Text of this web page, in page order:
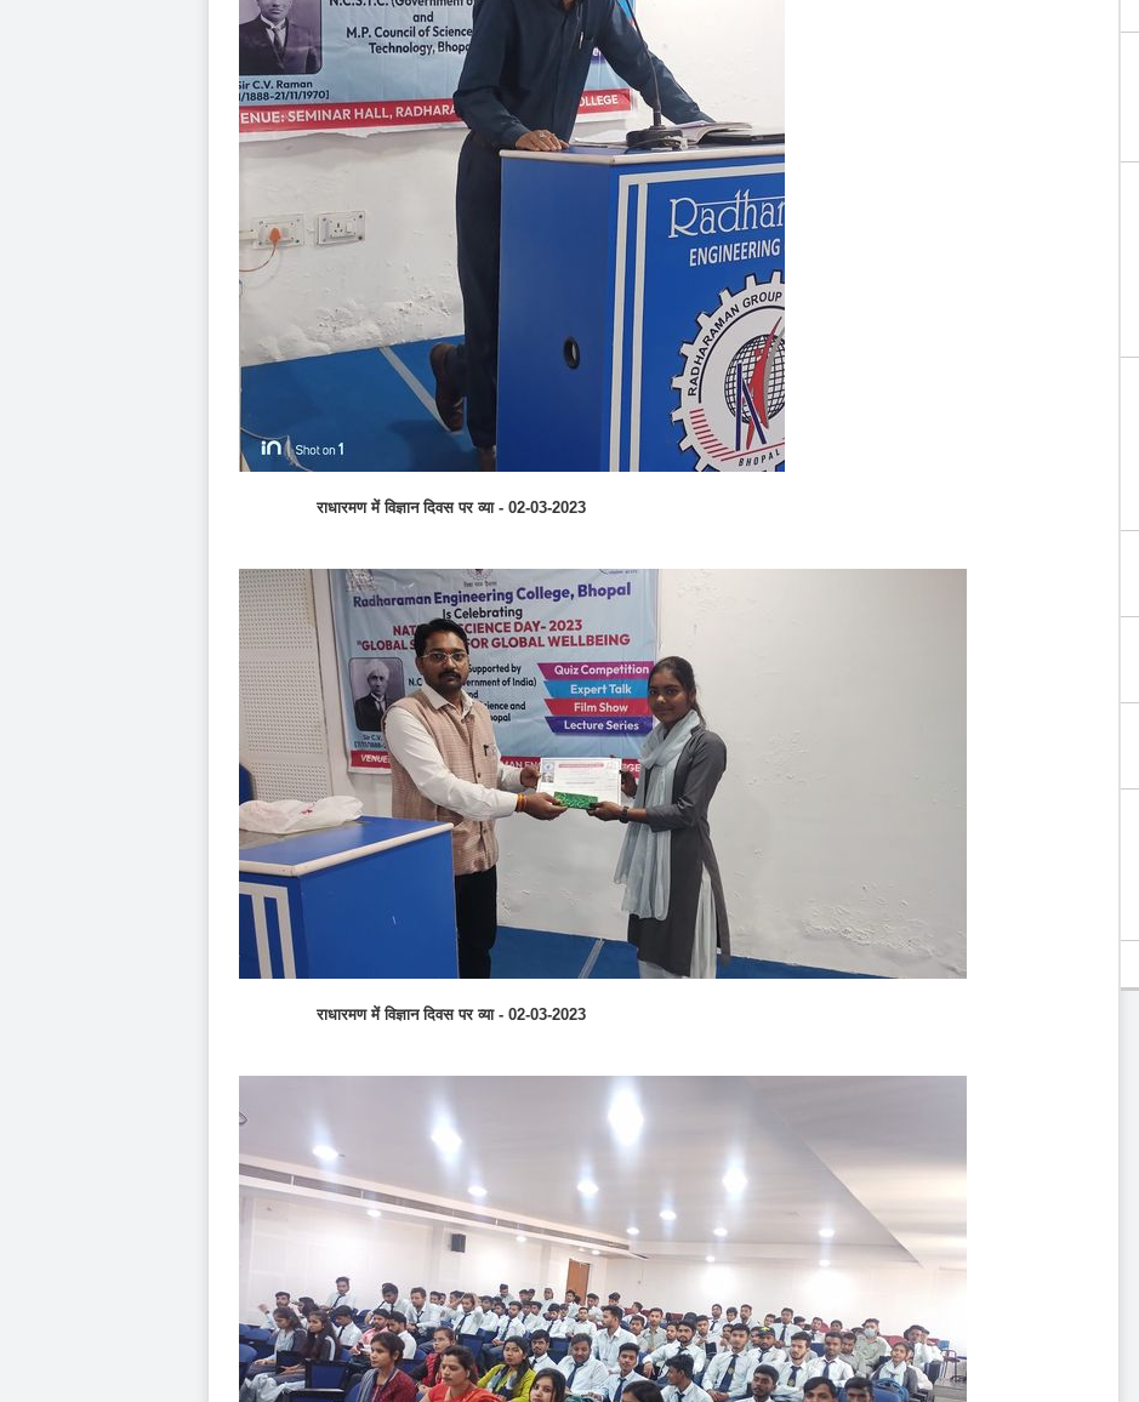
राधारमण में विज्ञान दिवस पर व्‍या - 02-03-2023
राधारमण में विज्ञान दिवस पर व्‍या - 02-03-2023